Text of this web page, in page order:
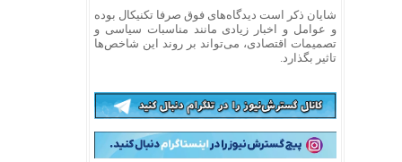
شایان ذکر است دیدگاه‌های فوق صرفا تکنیکال بوده
و عوامل و اخبار زیادی مانند مناسبات سیاسی و
تصمیمات اقتصادی، می‌تواند بر روند این شاخص‌ها
تاثیر بگذارد.